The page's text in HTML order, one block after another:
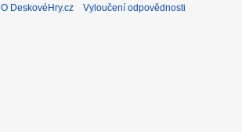
O DeskovéHry.cz Vyloučení odpovědnosti